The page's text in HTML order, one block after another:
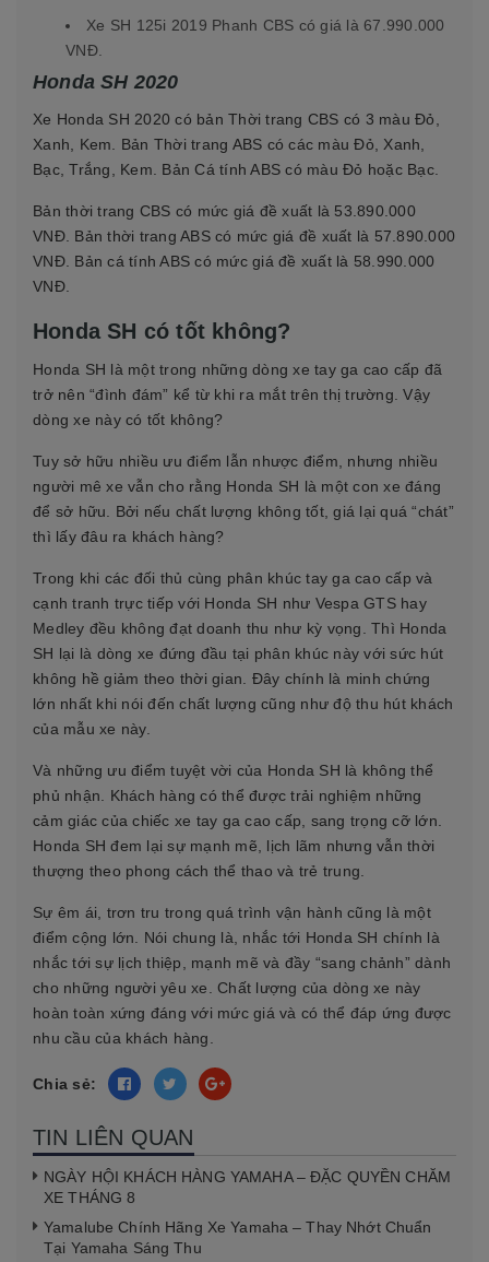
Xe SH 125i 2019 Phanh CBS có giá là 67.990.000
VNĐ.
Honda SH 2020
Xe Honda SH 2020 có bản Thời trang CBS có 3 màu Đỏ,
Xanh, Kem. Bản Thời trang ABS có các màu Đỏ, Xanh,
Bạc, Trắng, Kem. Bản Cá tính ABS có màu Đỏ hoặc Bạc.
Bản thời trang CBS có mức giá đề xuất là 53.890.000
VNĐ. Bản thời trang ABS có mức giá đề xuất là 57.890.000
VNĐ. Bản cá tính ABS có mức giá đề xuất là 58.990.000
VNĐ.
Honda SH có tốt không?
Honda SH là một trong những dòng xe tay ga cao cấp đã
trở nên “đình đám” kể từ khi ra mắt trên thị trường. Vậy
dòng xe này có tốt không?
Tuy sở hữu nhiều ưu điểm lẫn nhược điểm, nhưng nhiều
người mê xe vẫn cho rằng Honda SH là một con xe đáng
để sở hữu. Bởi nếu chất lượng không tốt, giá lại quá “chát”
thì lấy đâu ra khách hàng?
Trong khi các đối thủ cùng phân khúc tay ga cao cấp và
cạnh tranh trực tiếp với Honda SH như Vespa GTS hay
Medley đều không đạt doanh thu như kỳ vọng. Thì Honda
SH lại là dòng xe đứng đầu tại phân khúc này với sức hút
không hề giảm theo thời gian. Đây chính là minh chứng
lớn nhất khi nói đến chất lượng cũng như độ thu hút khách
của mẫu xe này.
Và những ưu điểm tuyệt vời của Honda SH là không thể
phủ nhận. Khách hàng có thể được trải nghiệm những
cảm giác của chiếc xe tay ga cao cấp, sang trọng cỡ lớn.
Honda SH đem lại sự mạnh mẽ, lịch lãm nhưng vẫn thời
thượng theo phong cách thể thao và trẻ trung.
Sự êm ái, trơn tru trong quá trình vận hành cũng là một
điểm cộng lớn. Nói chung là, nhắc tới Honda SH chính là
nhắc tới sự lịch thiệp, mạnh mẽ và đầy “sang chảnh” dành
cho những người yêu xe. Chất lượng của dòng xe này
hoàn toàn xứng đáng với mức giá và có thể đáp ứng được
nhu cầu của khách hàng.
Chia sẻ:
TIN LIÊN QUAN
NGÀY HỘI KHÁCH HÀNG YAMAHA – ĐẶC QUYỀN CHĂM
XE THÁNG 8
Yamalube Chính Hãng Xe Yamaha – Thay Nhớt Chuẩn
Tại Yamaha Sáng Thu